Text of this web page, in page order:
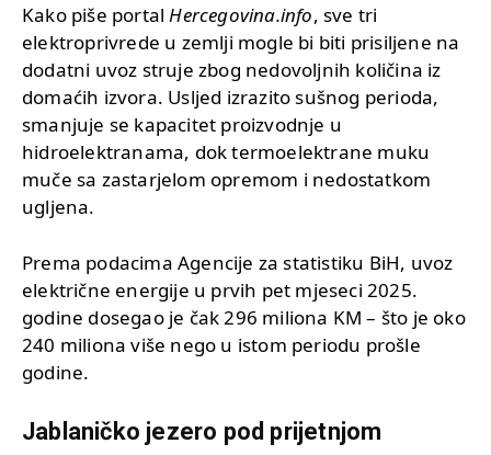
Kako piše portalHercegovina.info, sve tri
elektroprivrede u zemlji mogle bi biti prisiljene na
dodatni uvoz struje zbog nedovoljnih količina iz
domaćih izvora. Usljed izrazito sušnog perioda,
smanjuje se kapacitet proizvodnje u
hidroelektranama, dok termoelektrane muku
muče sa zastarjelom opremom i nedostatkom
ugljena.
Prema podacima Agencije za statistiku BiH, uvoz
električne energije u prvih pet mjeseci 2025.
godine dosegao je čak 296 miliona KM – što je oko
240 miliona više nego u istom periodu prošle
godine.
Jablaničko jezero pod prijetnjom